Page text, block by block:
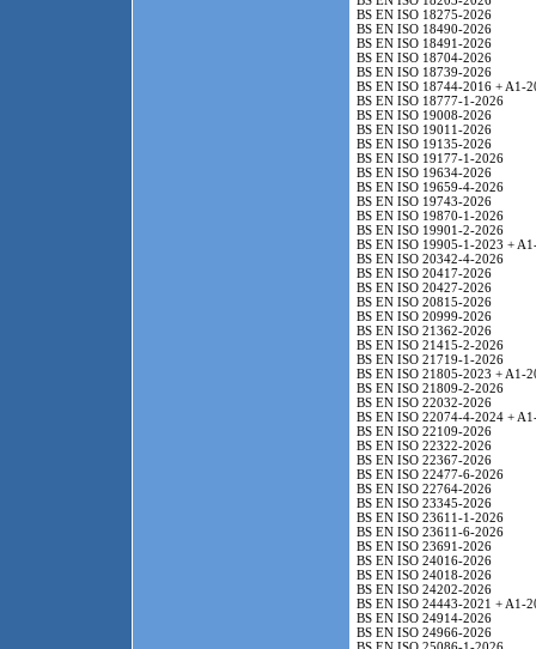
BS EN ISO 18275-2026
BS EN ISO 18490-2026
BS EN ISO 18491-2026
BS EN ISO 18704-2026
BS EN ISO 18739-2026
BS EN ISO 18744-2016 + A1-
BS EN ISO 18777-1-2026
BS EN ISO 19008-2026
BS EN ISO 19011-2026
BS EN ISO 19135-2026
BS EN ISO 19177-1-2026
BS EN ISO 19634-2026
BS EN ISO 19659-4-2026
BS EN ISO 19743-2026
BS EN ISO 19870-1-2026
BS EN ISO 19901-2-2026
BS EN ISO 19905-1-2023 +
BS EN ISO 20342-4-2026
BS EN ISO 20417-2026
BS EN ISO 20427-2026
BS EN ISO 20815-2026
BS EN ISO 20999-2026
BS EN ISO 21362-2026
BS EN ISO 21415-2-2026
BS EN ISO 21719-1-2026
BS EN ISO 21805-2023 + A1-
BS EN ISO 21809-2-2026
BS EN ISO 22032-2026
BS EN ISO 22074-4-2024 +
BS EN ISO 22109-2026
BS EN ISO 22322-2026
BS EN ISO 22367-2026
BS EN ISO 22477-6-2026
BS EN ISO 22764-2026
BS EN ISO 23345-2026
BS EN ISO 23611-1-2026
BS EN ISO 23611-6-2026
BS EN ISO 23691-2026
BS EN ISO 24016-2026
BS EN ISO 24018-2026
BS EN ISO 24202-2026
BS EN ISO 24443-2021 + A1-
BS EN ISO 24914-2026
BS EN ISO 24966-2026